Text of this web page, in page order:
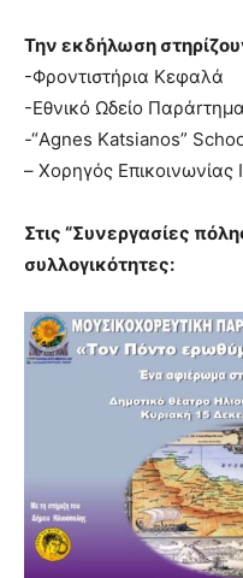
Την εκδήλωση
-Φροντιστήρια Κεφαλά
-Εθνικό Ωδείο
-“Agnes Katsianos”
– Χορηγός
Στις “Συνεργασίες
συλλογικότητες: